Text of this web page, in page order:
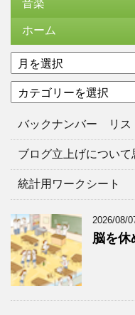
音楽
ホーム
ア
ー
イ
テ
リ
バックナンバー リス
ブログ立上げについて
統計用ワークシート
2026/08/
脳を休